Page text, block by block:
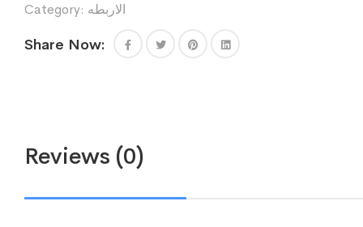
Category: الاربطه
Share Now:
Reviews (0)